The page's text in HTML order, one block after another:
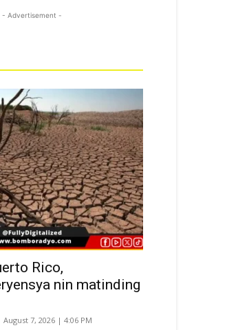
- Advertisement -
Rico,
nin matinding
August 7, 2026 | 4:06 PM